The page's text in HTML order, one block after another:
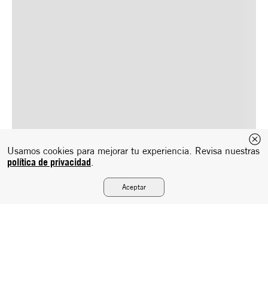
Usamos cookies para mejorar tu experiencia. Revisa nuestras
política de privacidad.
Aceptar